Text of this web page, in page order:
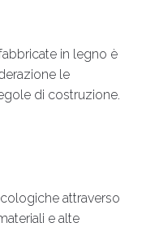
in legno è
le
di costruzione.
attraverso
e alte